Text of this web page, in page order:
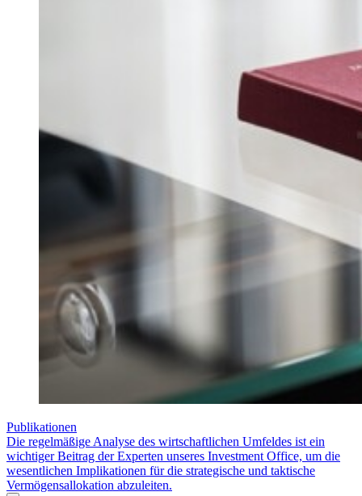
Publikationen
Die regelmäßige Analyse des wirtschaftlichen Umfeldes ist ein
wichtiger Beitrag der Experten unseres Investment Office, um die
wesentlichen Implikationen für die strategische und taktische
Vermögensallokation abzuleiten.